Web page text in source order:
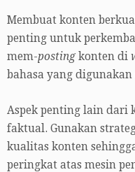
Membuat konten
penting untuk
mem-posting konten di
bahasa yang
Aspek penting lain dari
faktual. Gunakan
kualitas konten
peringkat atas mesin